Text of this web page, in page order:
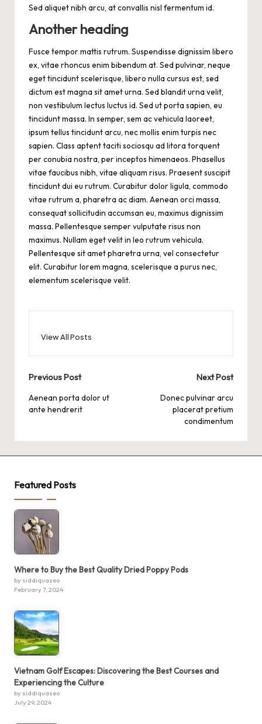
Sed aliquet nibh arcu, at convallis nisl fermentum id.
Another heading
Fusce tempor mattis rutrum. Suspendisse dignissim libero
ex, vitae rhoncus enim bibendum at. Sed pulvinar, neque
eget tincidunt scelerisque, libero nulla cursus est, sed
dictum est magna sit amet urna. Sed blandit urna velit,
non vestibulum lectus luctus id. Sed ut porta sapien, eu
tincidunt massa. In semper, sem ac vehicula laoreet,
ipsum tellus tincidunt arcu, nec mollis enim turpis nec
sapien. Class aptent taciti sociosqu ad litora torquent
per conubia nostra, per inceptos himenaeos. Phasellus
vitae faucibus nibh, vitae aliquam risus. Praesent suscipit
tincidunt dui eu rutrum. Curabitur dolor ligula, commodo
vitae rutrum a, pharetra ac diam. Aenean orci massa,
consequat sollicitudin accumsan eu, maximus dignissim
massa. Pellentesque semper vulputate risus non
maximus. Nullam eget velit in leo rutrum vehicula.
Pellentesque sit amet pharetra urna, vel consectetur
elit. Curabitur lorem magna, scelerisque a purus nec,
elementum scelerisque velit.
View All Posts
Post
navigation
Previous Post
Aenean porta dolor ut
ante hendrerit
Next Post
Donec pulvinar arcu
placerat pretium
condimentum
Featured Posts
Where to Buy the Best Quality Dried Poppy Pods
by siddiquaseo
February 7, 2024
Vietnam Golf Escapes: Discovering the Best Courses and
Experiencing the Culture
by siddiquaseo
July 29, 2024